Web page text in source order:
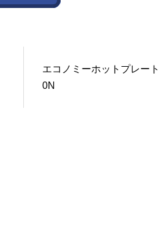
エコノミーホットプレー
0N